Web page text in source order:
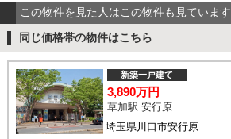
この物件を見た人はこの物件も見ています
同じ価格帯の物件はこちら
埼玉県川口市安行原
新築一戸建て
3,890万円